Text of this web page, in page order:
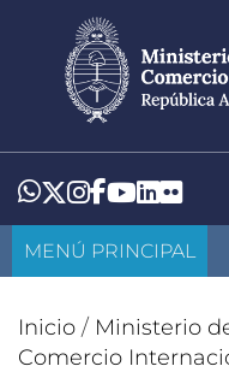
contenido
principal
Whatsapp
Twitter
Instagram
Facebook
YouTube
Flickr
MENÚ PRINCIPAL
Inicio / Ministerio
Comercio